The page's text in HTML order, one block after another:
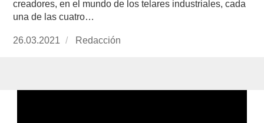
creadores, en el mundo de los telares industriales, cada
una de las cuatro…
Publicado
26.03.2021 https://www.experimenta.es/author/redaccion/
Redacción